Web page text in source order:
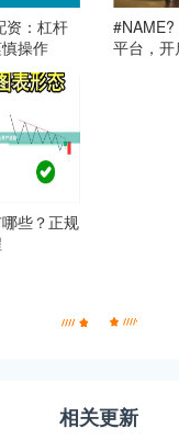
资：杠杆
操作
平台，
些？正规
相关更新